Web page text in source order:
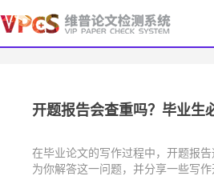
开题报告会查重吗？毕业生
在毕业论文的写作过程中，开题报
为你解答这一问题，并分享一些写作